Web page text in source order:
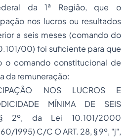
da 1ª Região, que o
nos lucros ou resultados
a seis meses (comando do
00) foi suficiente para que
o comando constitucional de
da remuneração:
NOS LUCROS E
MÍNIMA DE SEIS
2º, da Lei 10.101/2000
1995) C/C O ART. 28, § 9º, "j",